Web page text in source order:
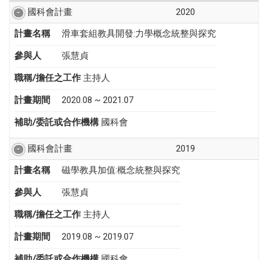
國科會計畫
2020
計畫名稱
滑車套組教具開發:力學概念統整與探究
參與人 張慧貞
職稱/擔任之工作 主持人
計畫期間 2020.08 ~ 2021.07
補助/委託或合作機構 國科會
國科會計畫
2019
計畫名稱
磁學教具加值:概念統整與探究
參與人 張慧貞
職稱/擔任之工作 主持人
計畫期間 2019.08 ~ 2019.07